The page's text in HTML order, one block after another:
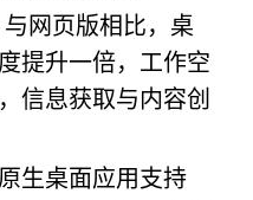
与网页版相比，桌
提升一倍，工作空
信息获取与内容创
原生桌面应用支持